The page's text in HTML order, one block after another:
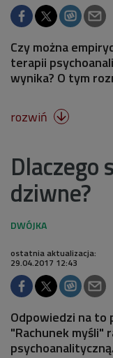
Czy można
terapii
wynika? O tym
rozwiń 
Dlaczego
dziwne?
ostatnia aktualizacja:
29.04.2017 12:43
Odpowiedzi na to
"Rachunek myśli"
psychoanalityczną.